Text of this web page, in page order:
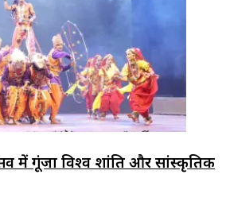
में गूंजा विश्व शांति और सांस्कृतिक